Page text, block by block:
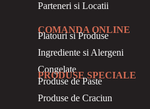
Parteneri si Locatii
COMANDA ONLINE
Platouri si Produse
Ingrediente si Alergeni
Congelate
PRODUSE SPECIALE
Produse de Paste
Produse de Craciun